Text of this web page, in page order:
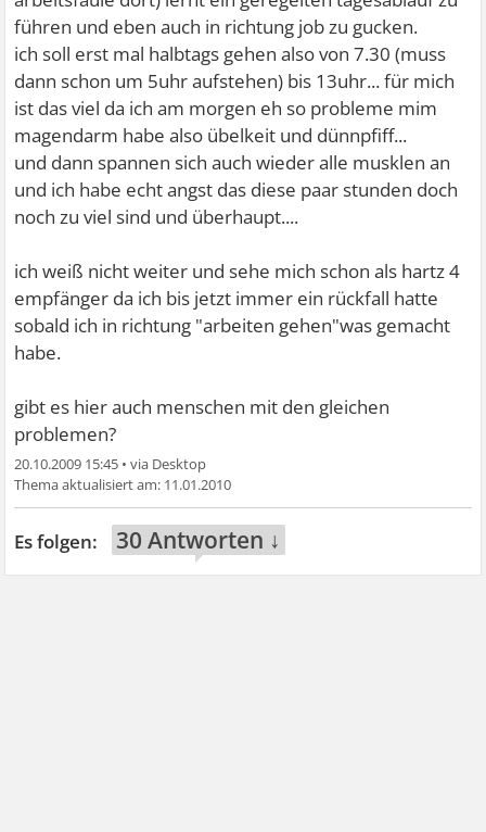
führen und eben auch in richtung job zu gucken.
ich soll erst mal halbtags gehen also von 7.30 (muss
dann schon um 5uhr aufstehen) bis 13uhr... für mich
ist das viel da ich am morgen eh so probleme mim
magendarm habe also übelkeit und dünnpfiff...
und dann spannen sich auch wieder alle musklen an
und ich habe echt angst das diese paar stunden doch
noch zu viel sind und überhaupt....
ich weiß nicht weiter und sehe mich schon als hartz 4
empfänger da ich bis jetzt immer ein rückfall hatte
sobald ich in richtung "arbeiten gehen"was gemacht
habe.
gibt es hier auch menschen mit den gleichen
problemen?
20.10.2009 15:45 •
11.01.2010
30 Antworten ↓